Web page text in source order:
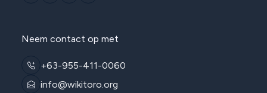
Neem contact op met
+63-955-411-0060
info@wikitoro.org